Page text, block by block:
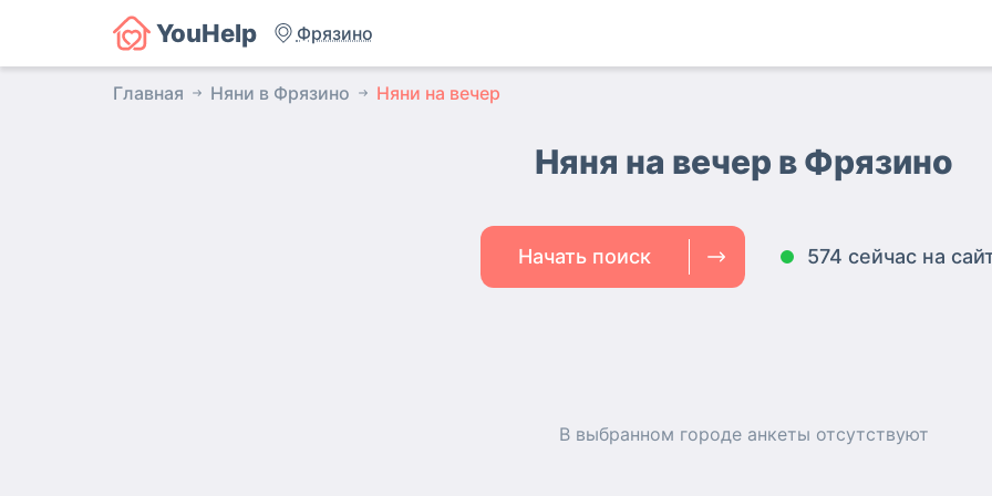
YouHelp Фрязино
Главная Няни в Фрязино Няни на вечер
Няня на вечер в Фрязино
Начать поиск 574 сейчас на
В выбранном городе анкеты отсутствуют